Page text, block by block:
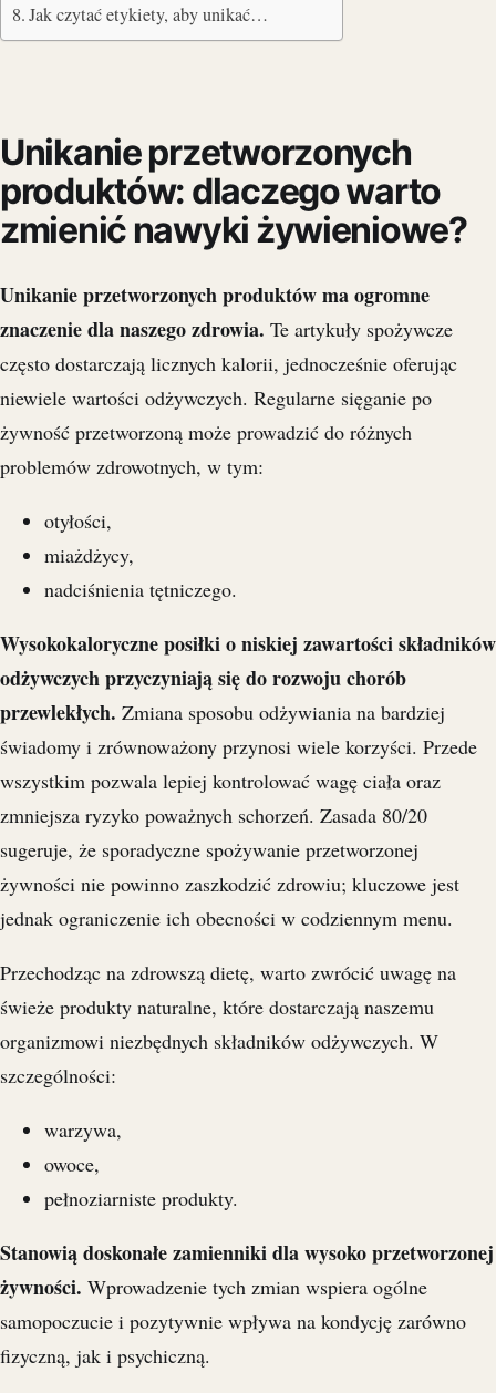
Jak czytać etykiety, aby unikać…
Unikanie przetworzonych
produktów: dlaczego warto
zmienić nawyki żywieniowe?
Unikanie przetworzonych produktów ma ogromne
znaczenie dla naszego zdrowia. Te artykuły spożywcze
często dostarczają licznych kalorii, jednocześnie oferując
niewiele wartości odżywczych. Regularne sięganie po
żywność przetworzoną może prowadzić do różnych
problemów zdrowotnych, w tym:
otyłości,
miażdżycy,
nadciśnienia tętniczego.
Wysokokaloryczne posiłki o niskiej zawartości składników
odżywczych przyczyniają się do rozwoju chorób
przewlekłych. Zmiana sposobu odżywiania na bardziej
świadomy i zrównoważony przynosi wiele korzyści. Przede
wszystkim pozwala lepiej kontrolować wagę ciała oraz
zmniejsza ryzyko poważnych schorzeń. Zasada 80/20
sugeruje, że sporadyczne spożywanie przetworzonej
żywności nie powinno zaszkodzić zdrowiu; kluczowe jest
jednak ograniczenie ich obecności w codziennym menu.
Przechodząc na zdrowszą dietę, warto zwrócić uwagę na
świeże produkty naturalne, które dostarczają naszemu
organizmowi niezbędnych składników odżywczych. W
szczególności:
warzywa,
owoce,
pełnoziarniste produkty.
Stanowią doskonałe zamienniki dla wysoko przetworzonej
żywności. Wprowadzenie tych zmian wspiera ogólne
samopoczucie i pozytywnie wpływa na kondycję zarówno
fizyczną, jak i psychiczną.